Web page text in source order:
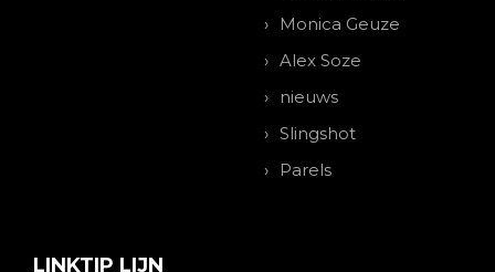
Monica Geuze
Alex Soze
nieuws
Slingshot
Parels
LINKTIP LIJN